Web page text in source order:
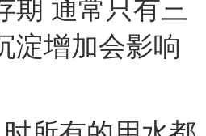
期 通常只有三
淀增加会影响